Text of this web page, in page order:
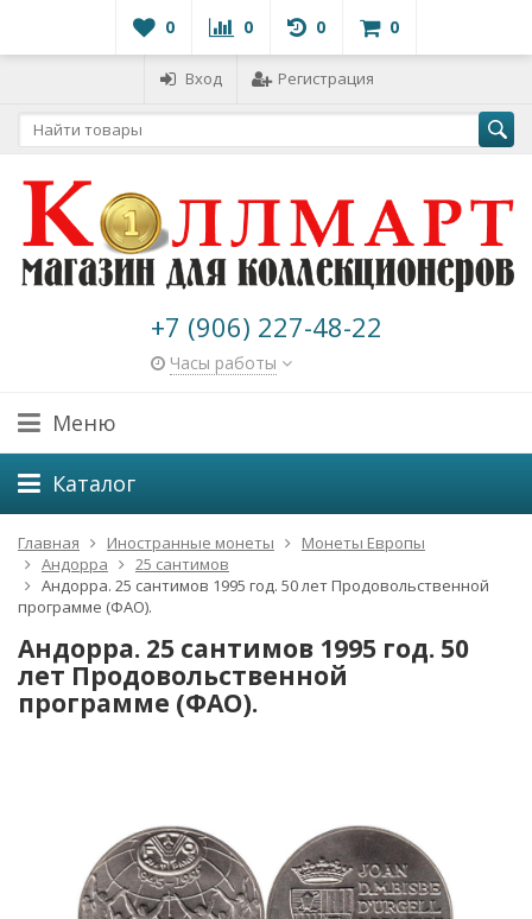
0 0 0 0
Вход Регистрация
+7 (906) 227-48-22
Часы работы
Меню
Каталог
Главная Иностранные монеты
Монеты Европы
Андорра
25 сантимов
Андорра. 25 сантимов 1995 год. 50 лет Продовольственной
программе (ФАО).
Андорра. 25 сантимов 1995 год. 50
лет Продовольственной
программе (ФАО).